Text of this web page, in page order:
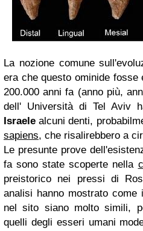
La nozione comune
era che questo ominide fosse
200.000 anni fa (anno più,
dell' Università di Tel Aviv
Israele alcuni denti,
sapiens, che risalirebbero a
Le presunte prove
fa sono state scoperte nella
preistorico nei pressi di
analisi hanno mostrato
nel sito siano molto simili,
quelli degli esseri umani